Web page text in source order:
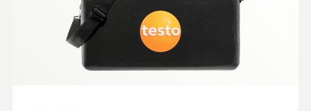
0632 1260
Ringspaltsonde zur O2-Zuluftmessung
Detektion von Lecks und Verstopfungen im
Ringspalt
€ 157,00